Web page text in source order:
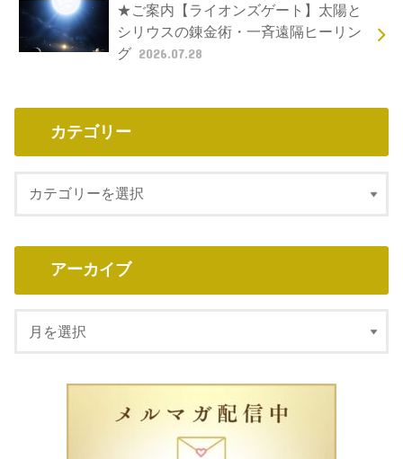
★ご案内【ライオンズゲート】太陽と
シリウスの錬金術・一斉遠隔ヒーリン
グ 2026.07.28
カテゴリー
アーカイブ